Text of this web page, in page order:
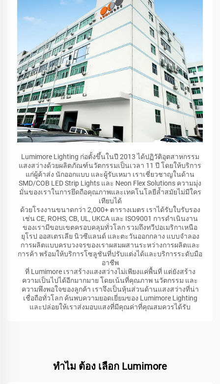
Lumimore Lighting ก่อตั้งขึ้นในปี 2013 ได้ปฏิวัติอุตสาหกรรม
แสงสว่างด้วยผลิตภัณฑ์นวัตกรรมเป็นเวลา 11 ปี โดยให้บริการ
แก่ผู้ค้าส่ง นักออกแบบ และผู้รับเหมา เราเชี่ยวชาญในด้าน
SMD/COB LED Strip Lights และ Neon Flex Solutions ความมุ่ง
มั่นของเราในการยึดถือคุณภาพและเทคโนโลยีล้ำสมัยไม่มีใคร
เทียบได้
ด้วยโรงงานขนาดกว่า 2,000+ ตารางเมตร เราได้รับใบรับรอง
เช่น CE, ROHS, CB, UL, UKCA และ ISO9001 การดำเนินงาน
ของเรามีขอบเขตครอบคลุมทั่วโลก รวมถึงทวีปอเมริกาเหนือ
ยุโรป ออสเตรเลีย นิวซีแลนด์ และตะวันออกกลาง แบบจำลอง
การผลิตแบบครบวงจรของเราผสมผสานระหว่างการผลิตและ
การค้า พร้อมให้บริการโซลูชันที่ปรับแต่งได้และบริการระดับมือ
อาชีพ
ที่ Lumimore เราสร้างแสงสว่างไม่เพียงแค่พื้นที่ แต่ยังสร้าง
ความเป็นไปได้อีกมากมาย โดยเน้นที่คุณภาพ นวัตกรรม และ
ความพึงพอใจของลูกค้า เราจึงเป็นหุ้นส่วนด้านแสงสว่างที่น่า
เชื่อถือทั่วโลก ค้นพบความยอดเยี่ยมของ Lumimore Lighting
และปล่อยให้เราส่งมอบแสงที่มีคุณค่าที่คุณสมควรได้รับ
ทําไม ต้อง เลือก Lumimore